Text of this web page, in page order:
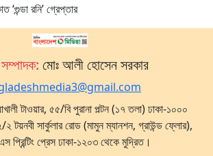
‘গুন্ডা রনি’ গ্রেপ্তার
মোঃ আলী হোসেন সরকার
টাওয়ার, ৫৫/বি পুরানা পল্টন (১৭ তলা) ঢাকা-১০০০
টয়নবী সার্কুলার রোড (মামুন ম্যানশন, গ্রাউন্ড ফ্লোর),
প্রিন্টিং প্রেস ঢাকা-১২০৩ থেকে মুদ্রিত।